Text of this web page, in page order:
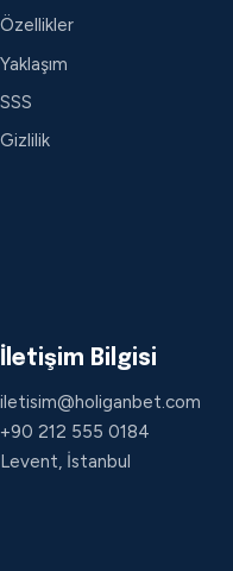
Özellikler
Yaklaşım
SSS
Gizlilik
İletişim Bilgisi
iletisim@holiganbet.com
+90 212 555 0184
Levent, İstanbul